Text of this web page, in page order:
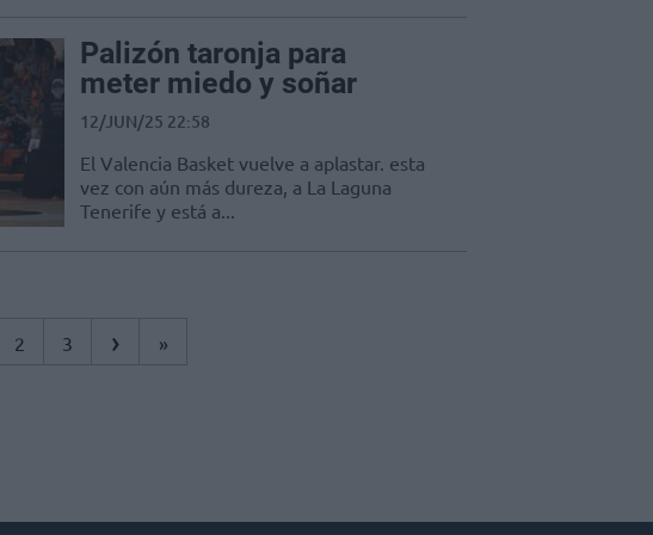
Palizón taronja para
meter miedo y soñar
12/JUN/25 22:58
El Valencia Basket vuelve a aplastar. esta
vez con aún más dureza, a La Laguna
Tenerife y está a...
2 3 › »